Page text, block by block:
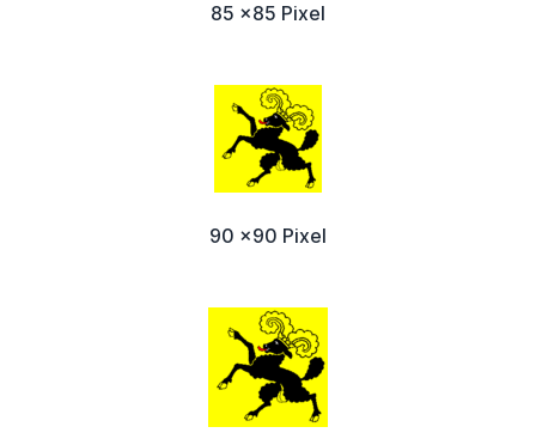
85 x85 Pixel
90 x90 Pixel